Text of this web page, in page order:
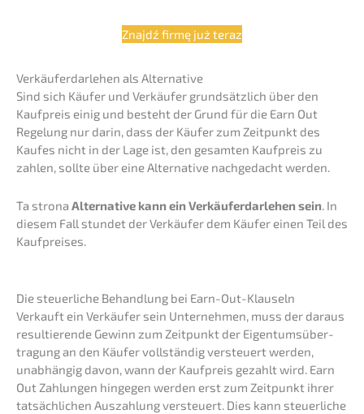
Znajdź firmę już teraz
Verkäu­fer­dar­le­hen als Alternative
Sind sich Käufer und Verkäu­fer grund­sätz­lich über den
Kaufpreis einig und besteht der Grund für die Earn Out
Regelung nur darin, dass der Käufer zum Zeitpunkt des
Kaufes nicht in der Lage ist, den gesam­ten Kaufpreis zu
zahlen, sollte über eine Alter­na­ti­ve nachge­dacht werden.
Ta strona Alter­na­ti­ve kann ein Verkäu­fer­dar­le­hen sein . In
diesem Fall stundet der Verkäu­fer dem Käufer einen Teil des
Kaufpreises.
Die steuer­li­che Behand­lung bei Earn-Out-Klauseln
Verkauft ein Verkäu­fer sein Unter­neh­men, muss der daraus
resul­tie­ren­de Gewinn zum Zeitpunkt der Eigen­tums­über­
tra­gung an den Käufer vollstän­dig versteu­ert werden,
unabhän­gig davon, wann der Kaufpreis gezahlt wird. Earn
Out Zahlun­gen hinge­gen werden erst zum Zeitpunkt ihrer
tatsäch­li­chen Auszah­lung versteu­ert. Dies kann steuer­li­che